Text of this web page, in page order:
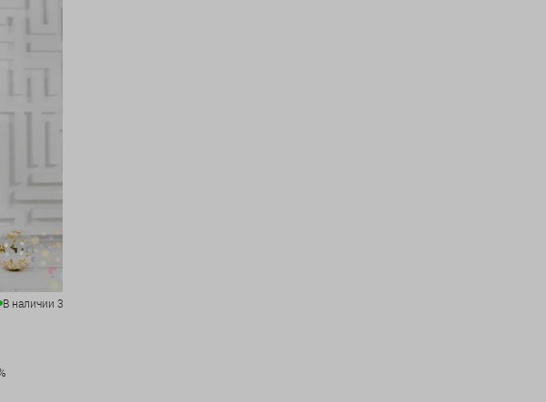
В наличии 3